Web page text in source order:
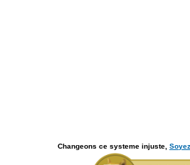
Changeons ce systeme injuste,